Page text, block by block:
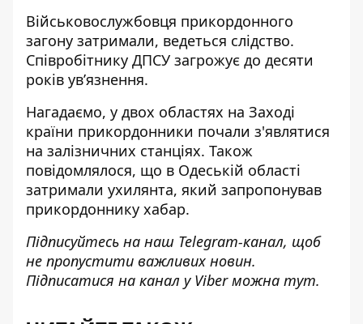
Військовослужбовця прикордонного
загону затримали, ведеться слідство.
Співробітнику ДПСУ загрожує до десяти
років ув’язнення.
Нагадаємо, у двох областях на Заході
країни прикордонники почали з'являтися
на залізничних станціях. Також
повідомлялося, що в Одеській області
затримали ухилянта, який запропонував
прикордоннику хабар.
Підписуйтесь на наш Telegram-канал, щоб
не пропустити важливих новин.
Підписатися на канал у Viber можна тут.